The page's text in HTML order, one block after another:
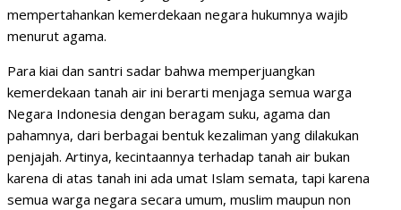
mempertahankan kemerdekaan negara hukumnya wajib
menurut agama.
Para kiai dan santri sadar bahwa memperjuangkan
kemerdekaan tanah air ini berarti menjaga semua warga
Negara Indonesia dengan beragam suku, agama dan
pahamnya, dari berbagai bentuk kezaliman yang dilakukan
penjajah. Artinya, kecintaannya terhadap tanah air bukan
karena di atas tanah ini ada umat Islam semata, tapi karena
semua warga negara secara umum, muslim maupun non